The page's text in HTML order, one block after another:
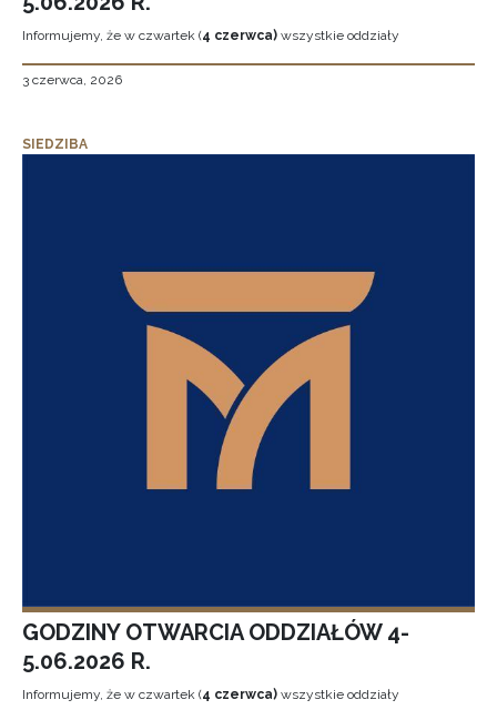
Informujemy, że w czwartek (4 czerwca) wszystkie oddziały
3 czerwca, 2026
SIEDZIBA
GODZINY OTWARCIA ODDZIAŁÓW 4-
5.06.2026 R.
Informujemy, że w czwartek (4 czerwca) wszystkie oddziały